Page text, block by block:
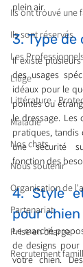
Ils ont trouvé une
Ils sont réservés
Les
Litige
Littérature -
Maladie
Nos chats
Nous soutenir
Organisation de
Partenariat
Prise en charge
Recrutement
plein air.
3. Type
Il existe
des usages
idéaux pour le
pointes ou
le dressage. Les
pratiques,
une sécurité
fonction des
4. Style
pour chien
Le marché
de designs
votre chien.